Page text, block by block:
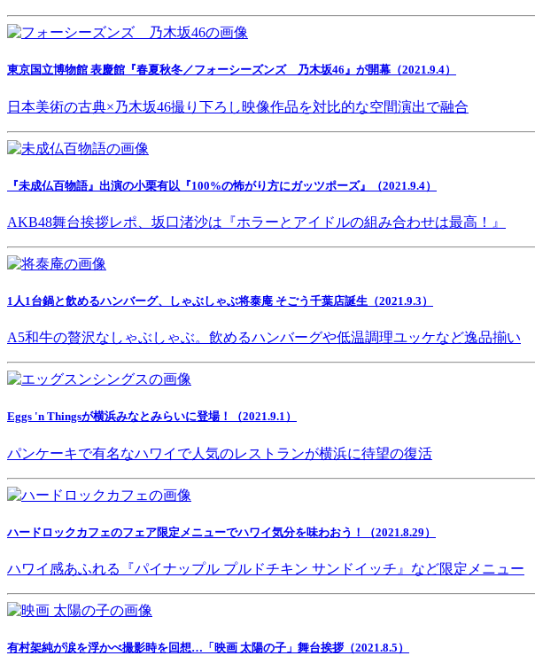
東京国立博物館 表慶館『春夏秋冬／フォーシーズンズ 乃木坂46』が開幕（2021.9.4）
日本美術の古典×乃木坂46撮り下ろし映像作品を対比的な空間演出で融合
『未成仏百物語』出演の小栗有以『100%の怖がり方にガッツポーズ』（2021.9.4）
AKB48舞台挨拶レポ、坂口渚沙は『ホラーとアイドルの組み合わせは最高！』
1人1台鍋と飲めるハンバーグ、しゃぶしゃぶ将泰庵 そごう千葉店誕生（2021.9.3）
A5和牛の贅沢なしゃぶしゃぶ。飲めるハンバーグや低温調理ユッケなど逸品揃い
Eggs 'n Thingsが横浜みなとみらいに登場！（2021.9.1）
パンケーキで有名なハワイで人気のレストランが横浜に待望の復活
ハードロックカフェのフェア限定メニューでハワイ気分を味わおう！（2021.8.29）
ハワイ感あふれる『パイナップル プルドチキン サンドイッチ』など限定メニュー
有村架純が涙を浮かべ撮影時を回想…「映画 太陽の子」舞台挨拶（2021.8.5）